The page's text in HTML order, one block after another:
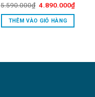
5.590.000₫ Original
was:
5.590.000₫.
4.890.000₫
THÊM VÀO GIỎ HÀNG